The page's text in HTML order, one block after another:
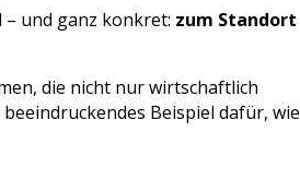
und ganz konkret: zum Standort
die nicht nur wirtschaftlich
Beispiel dafür, wie